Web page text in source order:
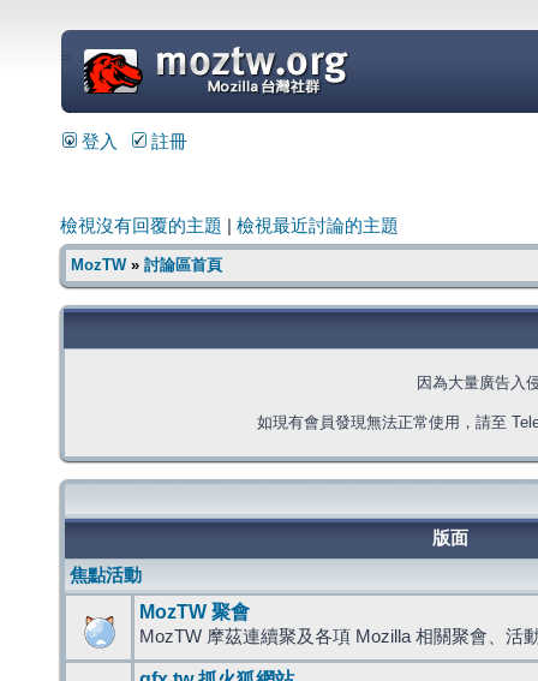
=
登入 註冊
檢視沒有回覆的主題 檢視最近討論的主題
MozTW» 討論區首頁
因為大量廣告入
如現有會員發現無法正常使用，請至
版面
焦點活動
MozTW 聚會
MozTW 摩茲連續聚及各項 Mozilla 相關聚會、活